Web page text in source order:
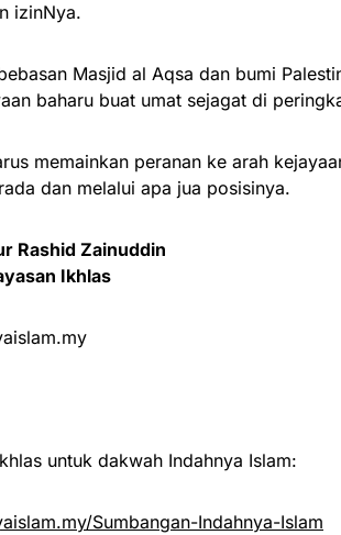
izinNya.
Masjid al Aqsa dan bumi
baharu buat umat sejagat di
memainkan peranan ke arah
dan melalui apa jua posisinya.
Rashid Zainuddin
Ikhlas
untuk dakwah Indahnya Islam:
Sumbangan-Indahnya-Islam